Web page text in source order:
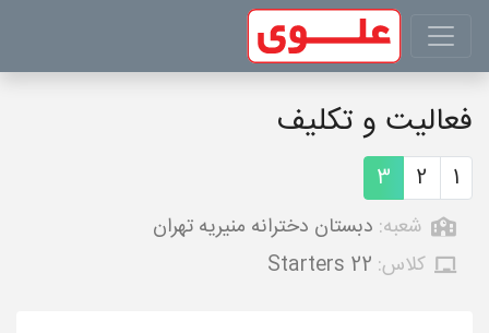
فعالیت و تکلیف
1
2
3
شعبه: دبستان دخترانه منیریه تهران
کلاس: Starters 22